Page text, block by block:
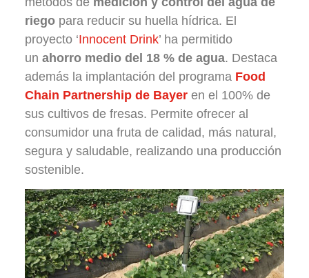
riegopara reducir su huella hídrica. El
proyecto ‘Innocent Drink’ ha permitido
un ahorro medio del 18 % de agua. Destaca
además la implantación del programa Food
Chain Partnership de Bayeren el 100% de
sus cultivos de fresas. Permite ofrecer al
consumidor una fruta de calidad, más natural,
segura y saludable, realizando una producción
sostenible.